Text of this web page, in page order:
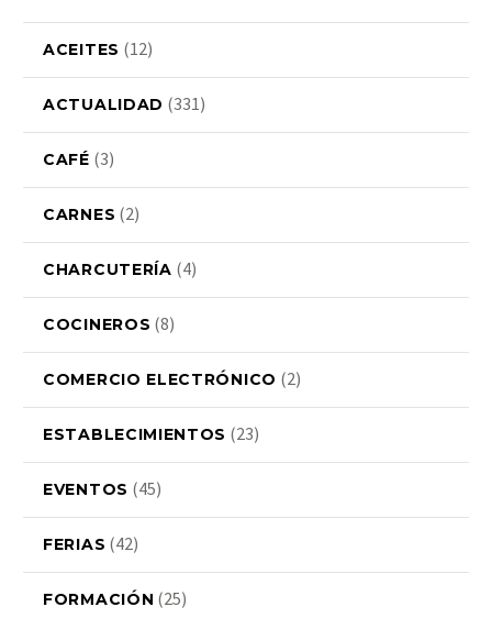
ACEITES (12)
ACTUALIDAD (331)
CAFÉ (3)
CARNES (2)
CHARCUTERÍA (4)
COCINEROS (8)
COMERCIO ELECTRÓNICO (2)
ESTABLECIMIENTOS (23)
EVENTOS (45)
FERIAS (42)
FORMACIÓN (25)